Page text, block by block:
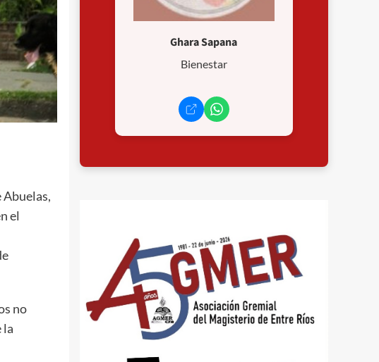
Abuelas,
el
no
la
Ghara Sapana
Bienestar